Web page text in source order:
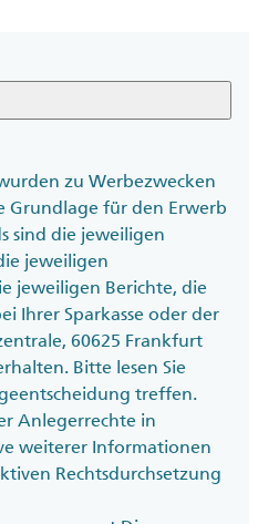
zu Werbezwecken
Grundlage für den Erwerb
sind die jeweiligen
jeweiligen
jeweiligen Berichte, die
Ihrer Sparkasse oder der
60625 Frankfurt
Bitte lesen Sie
treffen.
Anlegerrechte in
weiterer Informationen
Rechtsdurchsetzung